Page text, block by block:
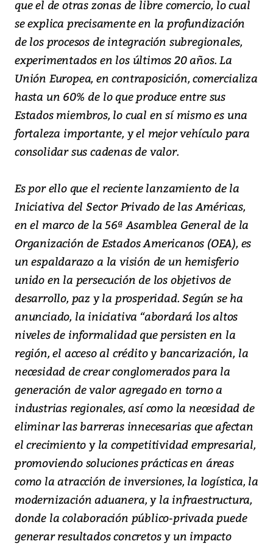
que el de otras zonas de libre comercio, lo cual
se explica precisamente en la profundización
de los procesos de integración subregionales,
experimentados en los últimos 20 años. La
Unión Europea, en contraposición, comercializa
hasta un 60% de lo que produce entre sus
Estados miembros, lo cual en sí mismo es una
fortaleza importante, y el mejor vehículo para
consolidar sus cadenas de valor.
Es por ello que el reciente lanzamiento de la
Iniciativa del Sector Privado de las Américas,
en el marco de la 56ª Asamblea General de la
Organización de Estados Americanos (OEA), es
un espaldarazo a la visión de un hemisferio
unido en la persecución de los objetivos de
desarrollo, paz y la prosperidad. Según se ha
anunciado, la iniciativa “abordará los altos
niveles de informalidad que persisten en la
región, el acceso al crédito y bancarización, la
necesidad de crear conglomerados para la
generación de valor agregado en torno a
industrias regionales, así como la necesidad de
eliminar las barreras innecesarias que afectan
el crecimiento y la competitividad empresarial,
promoviendo soluciones prácticas en áreas
como la atracción de inversiones, la logística, la
modernización aduanera, y la infraestructura,
donde la colaboración público-privada puede
generar resultados concretos y un impacto